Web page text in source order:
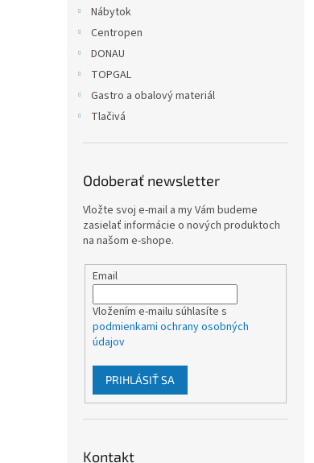
Nábytok
Centropen
DONAU
TOPGAL
Gastro a obalový materiál
Tlačivá
Odoberať newsletter
Vložte svoj e-mail a my Vám budeme
zasielať informácie o nových produktoch
na našom e-shope.
Email
Vložením e-mailu súhlasíte s
podmienkami ochrany osobných
údajov
PRIHLÁSIŤ SA
Kontakt